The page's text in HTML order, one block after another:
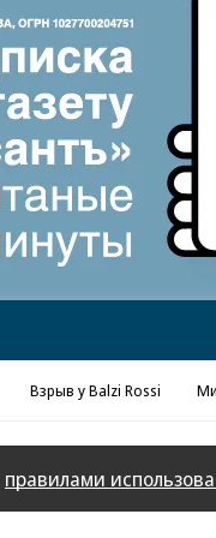
Реклама в
Взрыв у Balzi Rossi
правилами